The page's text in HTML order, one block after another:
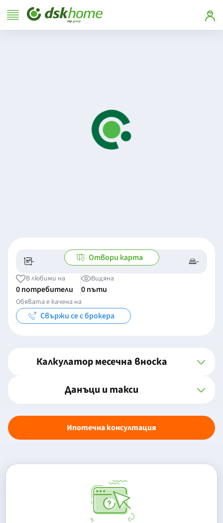
- -/- -
Отвори карта
В любими на
0 потребители
Видяна
0 пъти
Обявата е качена на
Свържи се с брокера
Калкулатор месечна вноска
Данъци и такси
Ипотечна консултация